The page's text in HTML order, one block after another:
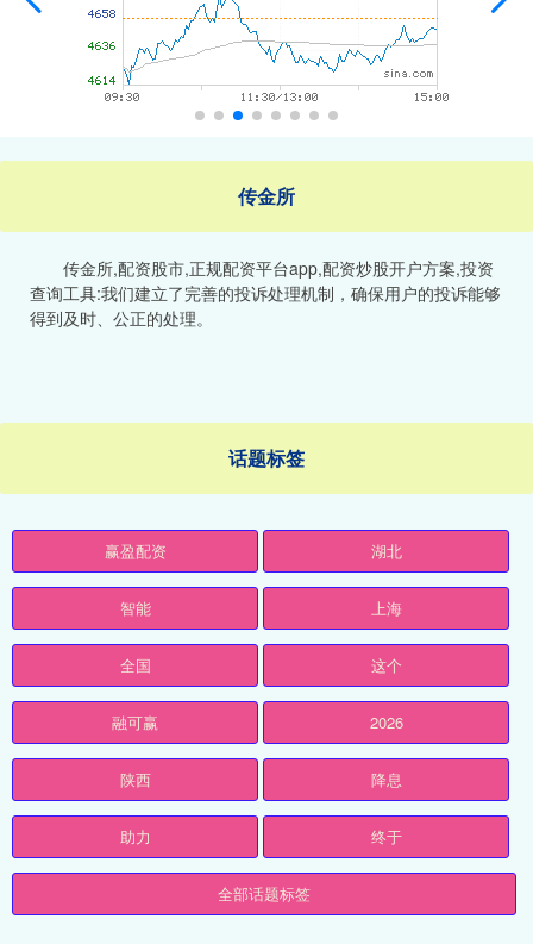
传金所
传金所,配资股市,正规配资平台app,配资炒股开户方案,投资
查询工具:我们建立了完善的投诉处理机制，确保用户的投诉能够
得到及时、公正的处理。
话题标签
赢盈配资 湖北
智能 上海
全国 这个
融可赢 2026
陕西 降息
助力 终于
全部话题标签